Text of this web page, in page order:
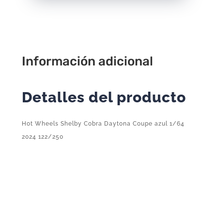
azul
122/250
Información adicional
Detalles del producto
Hot Wheels Shelby Cobra Daytona Coupe azul 1/64
2024 122/250